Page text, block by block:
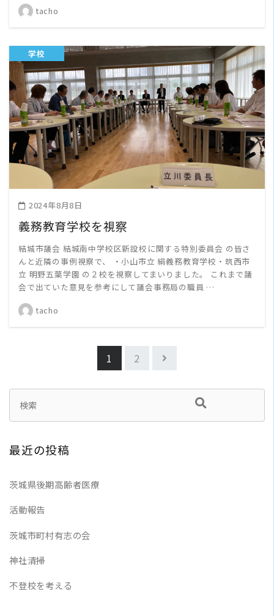
tacho
学校
READ MORE
2024年8月8日
義務教育学校を視察
結城市議会 結城南中学校区新設校に関する特別委員会 の皆さ
んと近隣の事例視察で、 ・小山市立 絹義務教育学校・筑西市
立 明野五葉学園 の２校を視察してまいりました。 これまで議
会で出ていた意見を参考にして議会事務局の職員 …
tacho
1 2
最近の投稿
茨城県後期高齢者医療
活動報告
茨城市町村有志の会
神社清掃
不登校を考える